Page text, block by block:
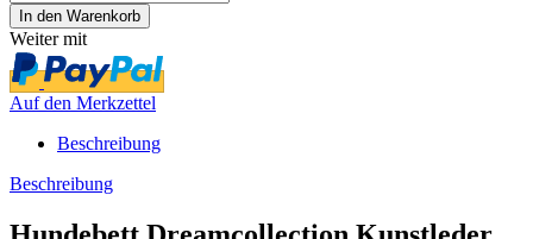
Weiter mit
Auf den Merkzettel
Beschreibung
Beschreibung